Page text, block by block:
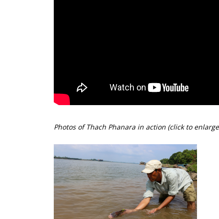
Photos of Thach Phanara in action (click to